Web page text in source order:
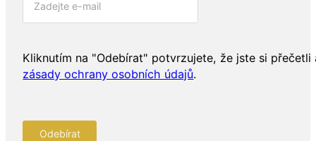
Kliknutím na "Odebírat" potvrzujete, že jste si přečetli
zásady ochrany osobních údajů.
Odebírat